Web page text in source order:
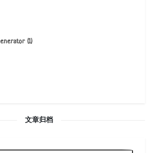
(1)
文章归档